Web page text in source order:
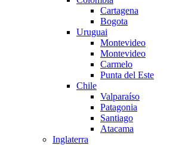
Cartagena
Bogota
Uruguai
Montevideo
Montevideo
Carmelo
Punta del Este
Chile
Valparaíso
Patagonia
Santiago
Atacama
Inglaterra